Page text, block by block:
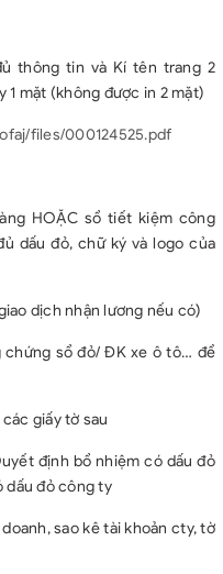
thông tin và Kí tên trang 2
1 mặt (không được in 2 mặt)
files/000124525.pdf
HOẶC sổ tiết kiệm công
dấu đỏ, chữ ký và logo của
dịch nhận lương nếu có)
chứng sổ đỏ/ ĐK xe ô tô… để
các giấy tờ sau
định bổ nhiệm có dấu đỏ
dấu đỏ công ty
sao kê tài khoản cty, tờ